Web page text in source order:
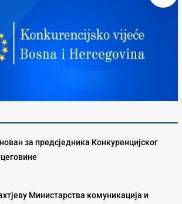
за предсједника Конкуренцијског
Министарства комуникација и